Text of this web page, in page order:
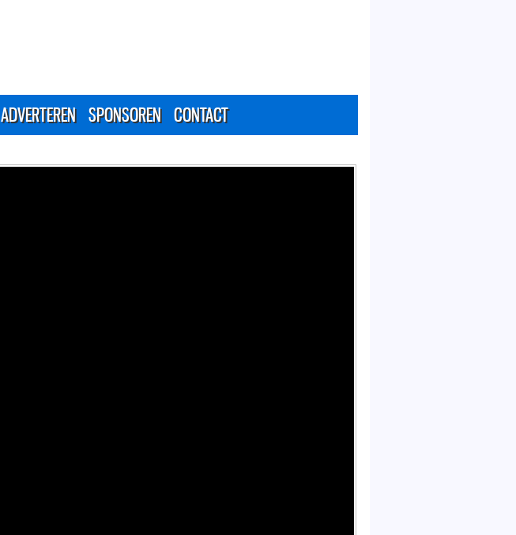
ADVERTEREN SPONSOREN CONTACT